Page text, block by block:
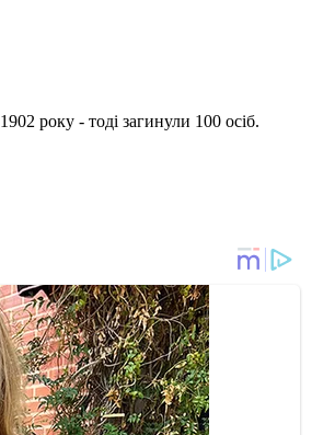
року - тоді загинули 100 осіб.